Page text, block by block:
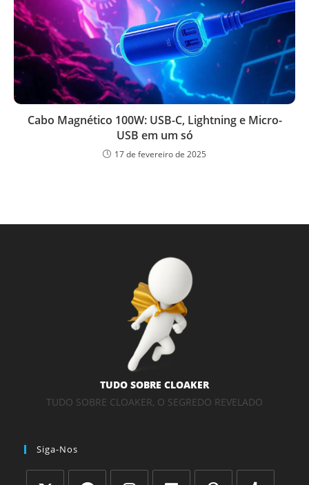
Cabo Magnético 100W: USB-C, Lightning e Micro-
USB em um só
17 de fevereiro de 2025
TUDO SOBRE CLOAKER
TUDO SOBRE CLOAKER, O SEGREDO REVELADO
Siga-Nos